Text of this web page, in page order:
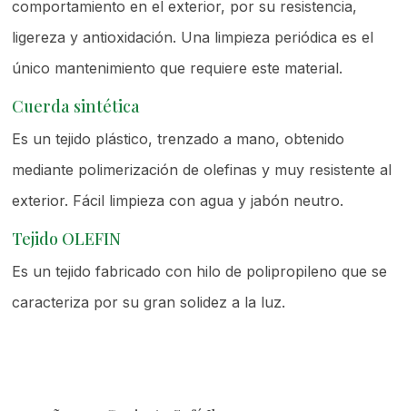
comportamiento en el exterior, por su resistencia,
ligereza y antioxidación. Una limpieza periódica es el
único mantenimiento que requiere este material.
Cuerda sintética
Es un tejido plástico, trenzado a mano, obtenido
mediante polimerización de olefinas y muy resistente al
exterior. Fácil limpieza con agua y jabón neutro.
Tejido OLEFIN
Es un tejido fabricado con hilo de polipropileno que se
caracteriza por su gran solidez a la luz.